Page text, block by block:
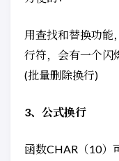
用查找和替换功能
行符，会有一个闪
(批量删除换行)
3、公式换行
函数CHAR（10）